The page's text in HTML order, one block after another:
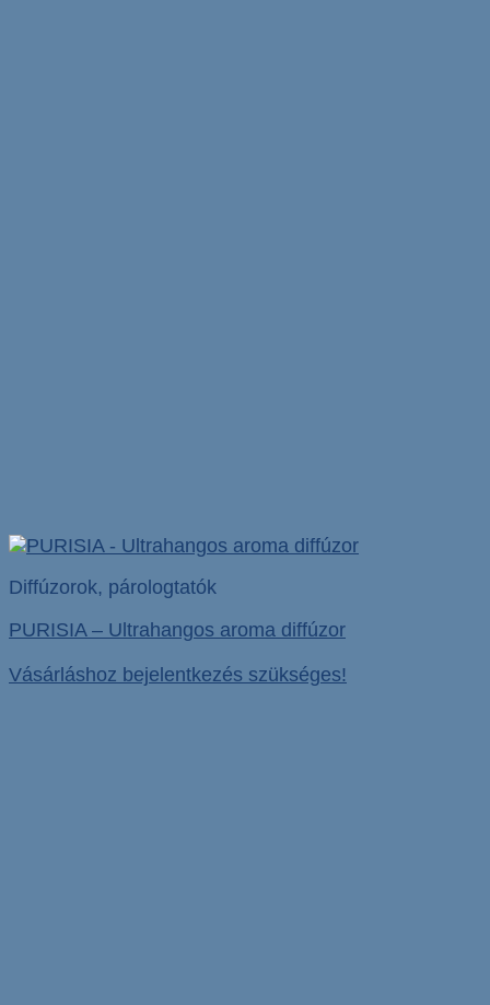
Diffúzorok, párologtatók
PURISIA – Ultrahangos aroma diffúzor
Vásárláshoz bejelentkezés szükséges!